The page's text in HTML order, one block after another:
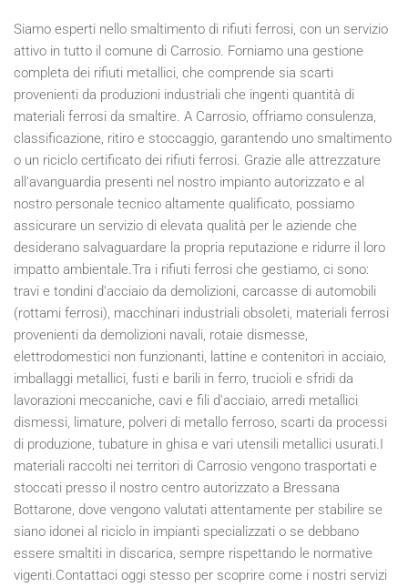
Siamo esperti nello smaltimento di rifiuti ferrosi, con un servizio
attivo in tutto il comune di Carrosio. Forniamo una gestione
completa dei rifiuti metallici, che comprende sia scarti
provenienti da produzioni industriali che ingenti quantità di
materiali ferrosi da smaltire. A Carrosio, offriamo consulenza,
classificazione, ritiro e stoccaggio, garantendo uno smaltimento
o un riciclo certificato dei rifiuti ferrosi. Grazie alle attrezzature
all'avanguardia presenti nel nostro impianto autorizzato e al
nostro personale tecnico altamente qualificato, possiamo
assicurare un servizio di elevata qualità per le aziende che
desiderano salvaguardare la propria reputazione e ridurre il loro
impatto ambientale.Tra i rifiuti ferrosi che gestiamo, ci sono:
travi e tondini d'acciaio da demolizioni, carcasse di automobili
(rottami ferrosi), macchinari industriali obsoleti, materiali ferrosi
provenienti da demolizioni navali, rotaie dismesse,
elettrodomestici non funzionanti, lattine e contenitori in acciaio,
imballaggi metallici, fusti e barili in ferro, trucioli e sfridi da
lavorazioni meccaniche, cavi e fili d'acciaio, arredi metallici
dismessi, limature, polveri di metallo ferroso, scarti da processi
di produzione, tubature in ghisa e vari utensili metallici usurati.I
materiali raccolti nei territori di Carrosio vengono trasportati e
stoccati presso il nostro centro autorizzato a Bressana
Bottarone, dove vengono valutati attentamente per stabilire se
siano idonei al riciclo in impianti specializzati o se debbano
essere smaltiti in discarica, sempre rispettando le normative
vigenti.Contattaci oggi stesso per scoprire come i nostri servizi